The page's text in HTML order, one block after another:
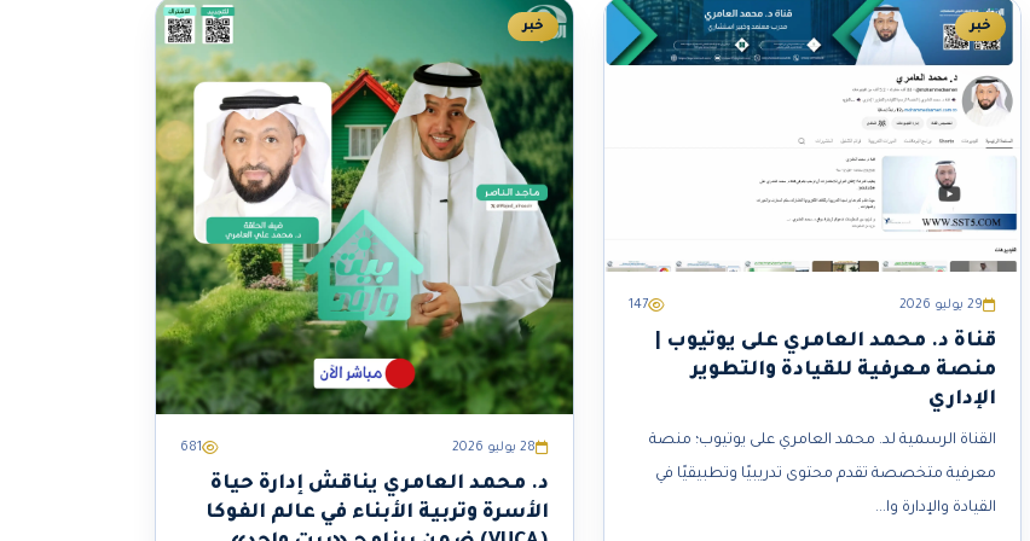
خبر
29 يوليو 2026 147
قناة د. محمد العامري على يوتيوب |
منصة معرفية للقيادة والتطوير
الإداري
القناة الرسمية لد. محمد العامري على يوتيوب؛ منصة
معرفية متخصصة تقدم محتوى تدريبيًا وتطبيقيًا في
القيادة والإدارة وا...
خبر
28 يوليو 2026 681
د. محمد العامري يناقش إدارة حياة
الأسرة وتربية الأبناء في عالم الفوكا